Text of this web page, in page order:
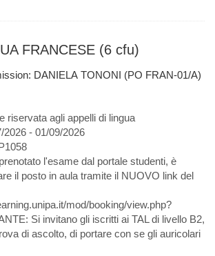
FRANCESE (6 cfu)
DANIELA TONONI (PO FRAN-01/A)
riservata agli appelli di lingua
2026 - 01/09/2026
l'esame dal portale studenti, è
il posto in aula tramite il NUOVO link del
mod/booking/view.php?
Si invitano gli iscritti ai TAL di livello B2,
di ascolto, di portare con se gli auricolari